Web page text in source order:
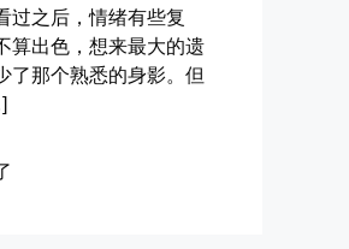
过之后，情绪有些复
算出色，想来最大的遗
了那个熟悉的身影。但